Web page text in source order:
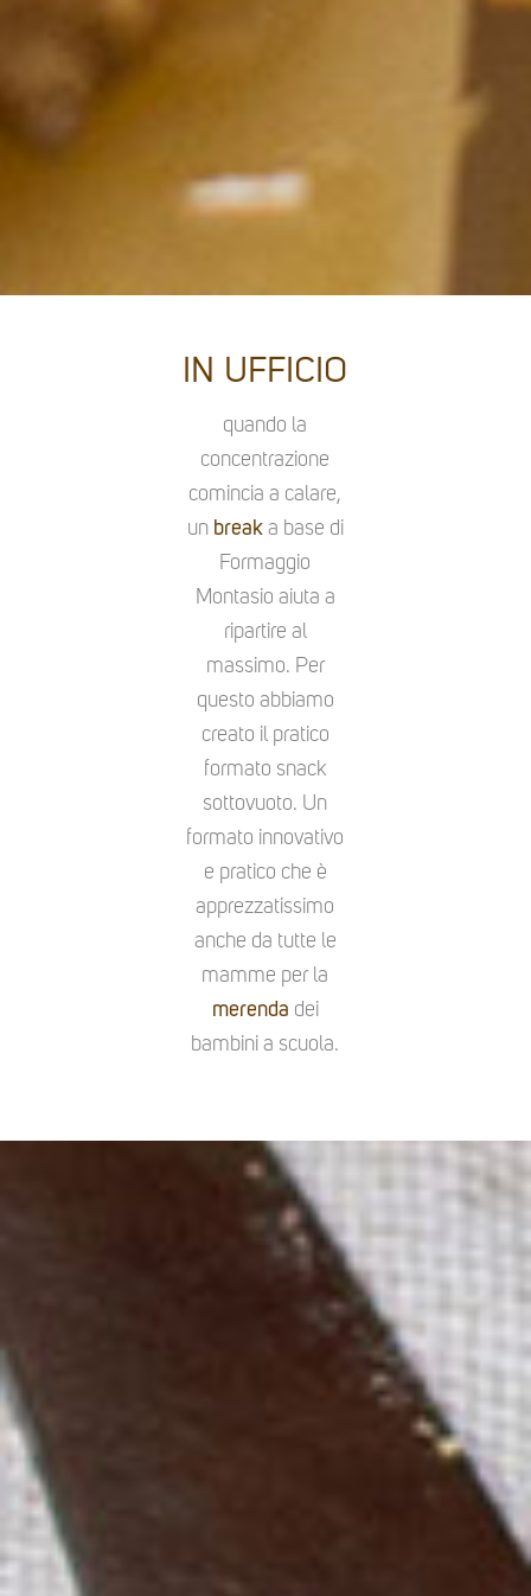
IN UFFICIO
quando la
concentrazione
comincia a calare,
un breaka base di
Formaggio
Montasio aiuta a
ripartire al
massimo. Per
questo abbiamo
creato il pratico
formato snack
sottovuoto. Un
formato innovativo
e pratico che è
apprezzatissimo
anche da tutte le
mamme per la
merenda dei
bambini a scuola.